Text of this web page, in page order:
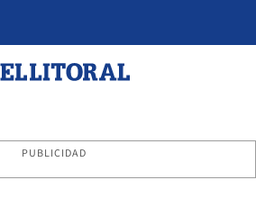
PUBLICIDAD